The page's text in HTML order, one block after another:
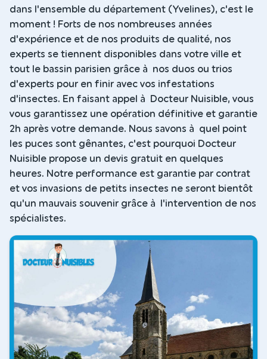
dans l'ensemble du département (Yvelines), c'est le
moment ! Forts de nos nombreuses années
d'expérience et de nos produits de qualité, nos
experts se tiennent disponibles dans votre ville et
tout le bassin parisien grâce à nos duos ou trios
d'experts pour en finir avec vos infestations
d'insectes. En faisant appel à Docteur Nuisible, vous
vous garantissez une opération définitive et garantie
2h après votre demande. Nous savons à quel point
les puces sont gênantes, c'est pourquoi Docteur
Nuisible propose un devis gratuit en quelques
heures. Notre performance est garantie par contrat
et vos invasions de petits insectes ne seront bientôt
qu'un mauvais souvenir grâce à l'intervention de nos
spécialistes.